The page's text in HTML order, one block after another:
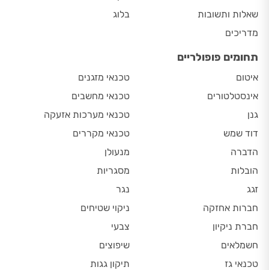
שאלות ותשובות
מדריכים
בלוג
תחומים פופולריים
איטום
אינסטלטורים
גנן
דוד שמש
הדברה
הובלות
זגג
חברות אחזקה
חברת ניקיון
חשמלאים
טכנאי גז
טכנאי מזגנים
טכנאי מחשבים
טכנאי מערכות אזעקה
טכנאי מקררים
מנעולן
מסגריות
נגר
ניקוי שטיחים
צבעי
שיפוצים
תיקון גגות